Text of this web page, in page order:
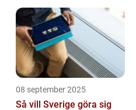
08 september 2025
Så vill Sverige göra sig